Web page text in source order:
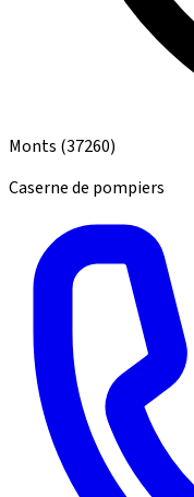
Monts (37260)
Caserne de pompiers